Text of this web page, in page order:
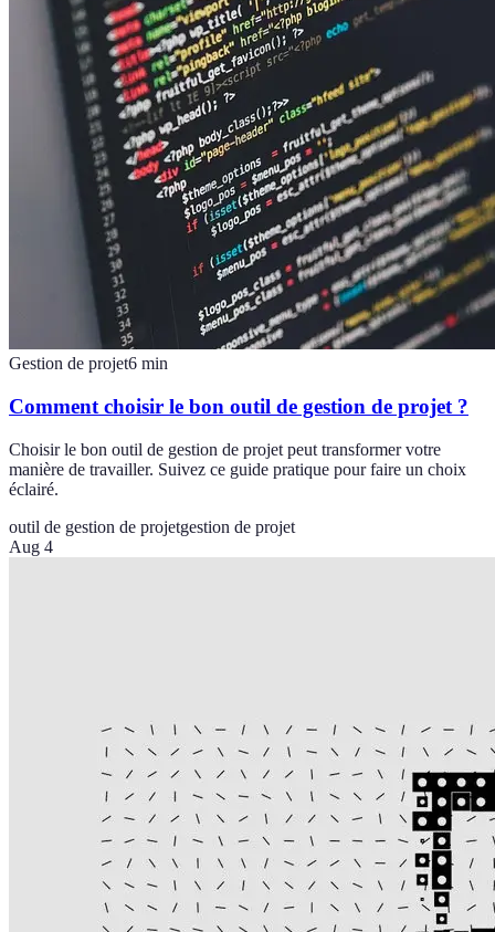
Gestion de projet6 min
Comment choisir le bon outil de gestion de projet ?
Choisir le bon outil de gestion de projet peut transformer votre
manière de travailler. Suivez ce guide pratique pour faire un choix
éclairé.
outil de gestion de projetgestion de projet
Aug 4